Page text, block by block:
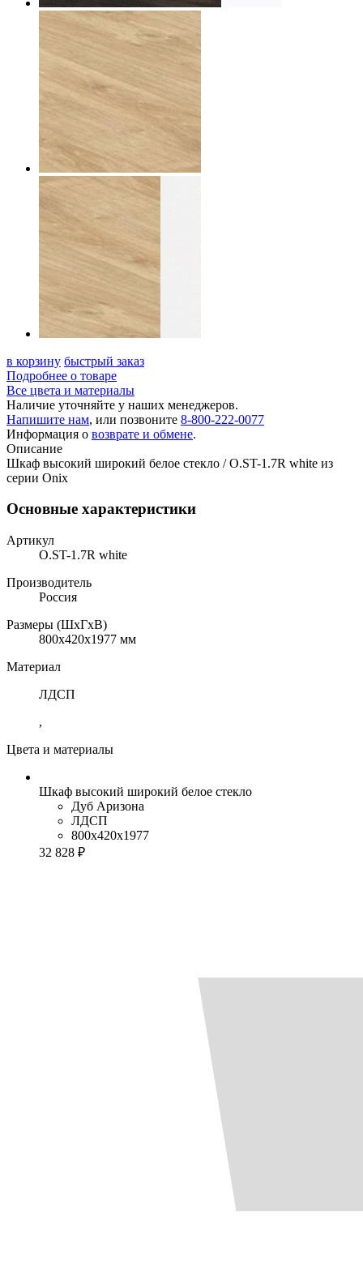
в корзину быстрый заказ
Подробнее о товаре
Все цвета и материалы
Наличие уточняйте у наших менеджеров.
Напишите нам, или позвоните 8-800-222-0077
Информация о возврате и обмене.
Описание
Шкаф высокий широкий белое стекло / O.ST-1.7R white из
серии Onix
Основные характеристики
Артикул
O.ST-1.7R white
Производитель
Россия
Размеры (ШхГхВ)
800x420x1977 мм
Материал
ЛДСП
,
Цвета и материалы
Шкаф высокий широкий белое стекло
Дуб Аризона
ЛДСП
800x420x1977
32 828 ₽